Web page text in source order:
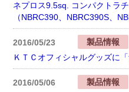
ネプロス9.5sq. コンパクトラ
（NBRC390、NBRC390S、
2016/05/23
製品情報
ＫＴＣオフィシャルグッズに
2016/05/06
製品情報